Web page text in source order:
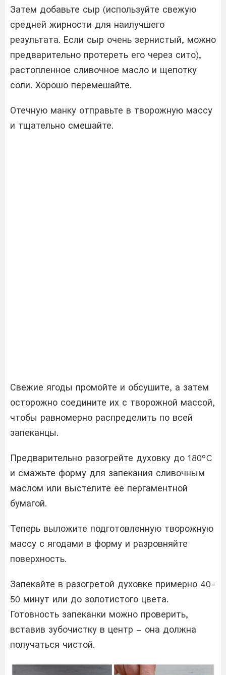
Затем добавьте сыр (используйте свежую
средней жирности для наилучшего
результата. Если сыр очень зернистый, можно
предварительно протереть его через сито),
растопленное сливочное масло и щепотку
соли. Хорошо перемешайте.
Отечную манку отправьте в творожную массу
и тщательно смешайте.
Свежие ягоды промойте и обсушите, а затем
осторожно соедините их с творожной массой,
чтобы равномерно распределить по всей
запеканцы.
Предварительно разогрейте духовку до 180°C
и смажьте форму для запекания сливочным
маслом или выстелите ее пергаментной
бумагой.
Теперь выложите подготовленную творожную
массу с ягодами в форму и разровняйте
поверхность.
Запекайте в разогретой духовке примерно 40-
50 минут или до золотистого цвета.
Готовность запеканки можно проверить,
вставив зубочистку в центр – она должна
получаться чистой.